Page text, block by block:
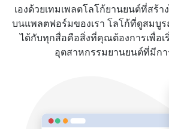
เองด้วยเทมเพลตโลโก้ยานยนต์ที่สร้า
บนแพลตฟอร์มของเรา โลโก้ที่ดูสมบู
ได้กับทุกสื่อคือสิ่งที่คุณต้องการเพื่อเ
อุตสาหกรรมยานยนต์ที่มีก